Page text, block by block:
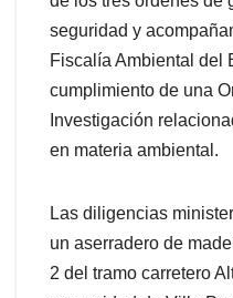
seguridad y
Fiscalía Ambiental del
cumplimiento de una
Investigación
en materia ambiental.
Las diligencias
un aserradero de
2 del tramo carretero